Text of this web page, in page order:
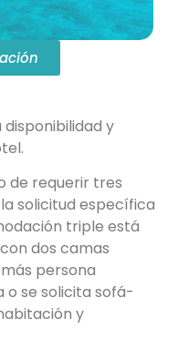
disponibilidad y
de requerir tres
solicitud específica
triple está
dos camas
persona
se solicita sofá-
y